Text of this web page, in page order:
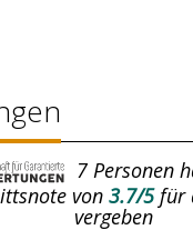
7 Personen
von3.7/5für
vergeben